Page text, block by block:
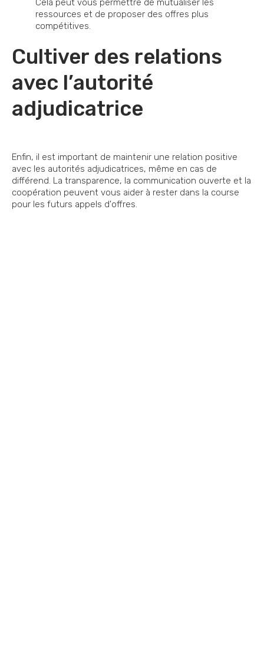
Cela peut vous permettre de mutualiser les
ressources et de proposer des offres plus
compétitives.
Cultiver des relations
avec l’autorité
adjudicatrice
Enfin, il est important de maintenir une relation positive
avec les autorités adjudicatrices, même en cas de
différend. La transparence, la communication ouverte et la
coopération peuvent vous aider à rester dans la course
pour les futurs appels d'offres.